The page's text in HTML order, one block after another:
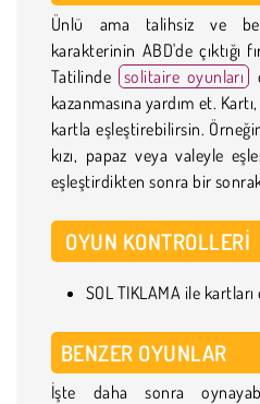
Ünlü ama talihsiz ve
karakterinin ABD'de çıktığı
Tatilinde solitaire oyunları
kazanmasına yardım et.
kartla eşleştirebilirsin.
kızı, papaz veya valeyle
eşleştirdikten sonra bir
OYUN KONTROLLERI
SOL TIKLAMA ile
BENZER OYUNLAR
İşte daha sonra